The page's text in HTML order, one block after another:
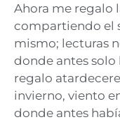
Ahora me regalo
compartiendo el
mismo; lecturas
donde antes
regalo
invierno, viento
donde antes